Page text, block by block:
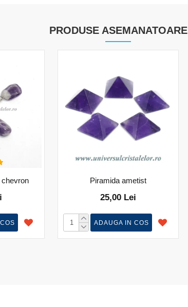
PRODUSE ASEMANATOARE
chevron Piramida ametist
25,00 Lei
ADAUGA IN COS